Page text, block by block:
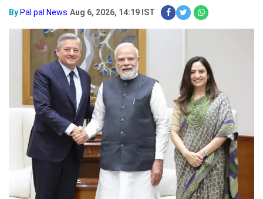
By Pal pal News Aug 6, 2026, 14:19 IST